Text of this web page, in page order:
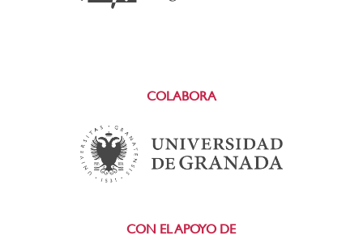
COLABORA
CON EL APOYO DE